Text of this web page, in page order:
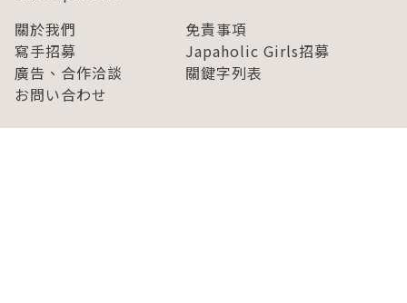
關於我們
免責事項
寫手招募
Japaholic Girls招募
廣告、合作洽談
關鍵字列表
お問い合わせ